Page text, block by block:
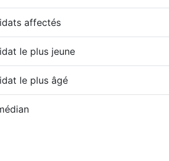
affectés
le plus jeune
le plus âgé